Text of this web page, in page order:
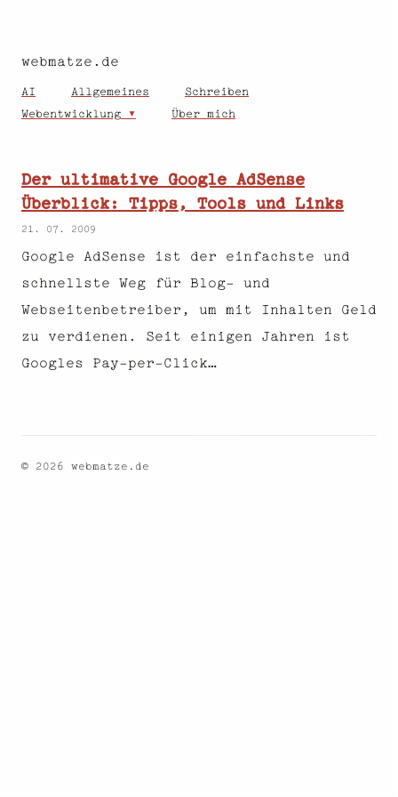
webmatze.de
AI Allgemeines Schreiben
Webentwicklung Über mich
Der ultimative Google AdSense
Überblick: Tipps, Tools und Links
21. 07. 2009
Google AdSense ist der einfachste und
schnellste Weg für Blog- und
Webseitenbetreiber, um mit Inhalten Geld
zu verdienen. Seit einigen Jahren ist
Googles Pay-per-Click…
© 2026 webmatze.de